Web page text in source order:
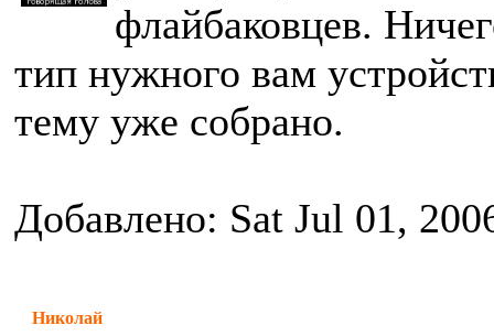
флайбаковцев.
тип нужного вам
тему уже собрано.
Добавлено: Sat Jul 01,
Николай